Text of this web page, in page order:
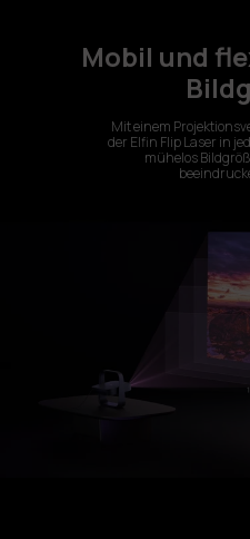
Mobil und
Mit einem
der Elfin Flip Laser in
mühelos